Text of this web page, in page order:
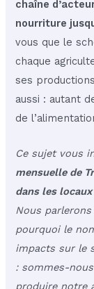
chaîne
nourriture
vous que le
chaque
ses
aussi : autant
de
Ce sujet vous
mensuelle de
dans les
Nous
pourquoi le
impacts sur le
: sommes-
produire notre